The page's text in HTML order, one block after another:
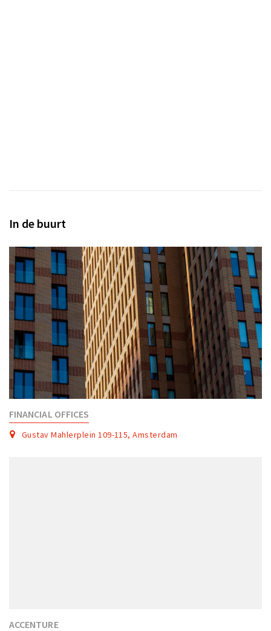
In de buurt
FINANCIAL OFFICES
Gustav Mahlerplein 109-115, Amsterdam
ACCENTURE